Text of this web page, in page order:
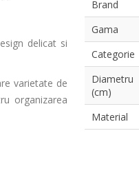
delicat si
varietate de
organizarea
Brand
Gama
Categorie
Diametru
(cm)
Material